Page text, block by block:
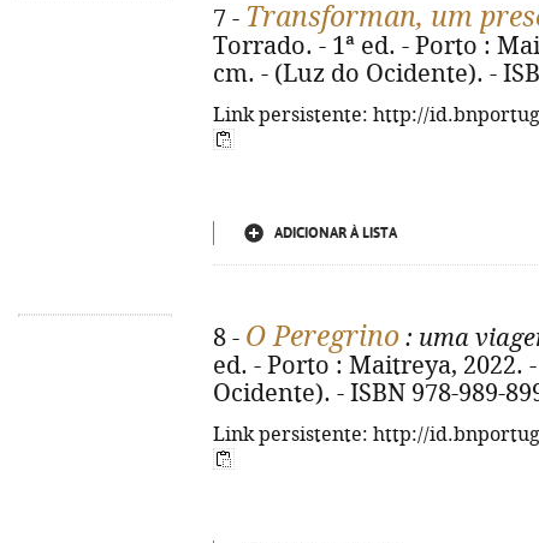
7 - Transforman, um
Torrado. - 1ª ed. - Porto :
cm. - (Luz do Ocidente). -
Link persistente: http://
ADICIONAR À LISTA
8 - O Peregrino : uma
ed. - Porto : Maitreya, 2022.
Ocidente). - ISBN 978-989-
Link persistente: http://